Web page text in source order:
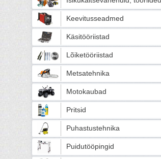
Keevitusseadmed
Käsitööriistad
Lõiketööriistad
Metsatehnika
Motokaubad
Pritsid
Puhastustehnika
Puidutööpingid